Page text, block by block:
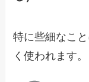
特に些細なこ
く使われます。